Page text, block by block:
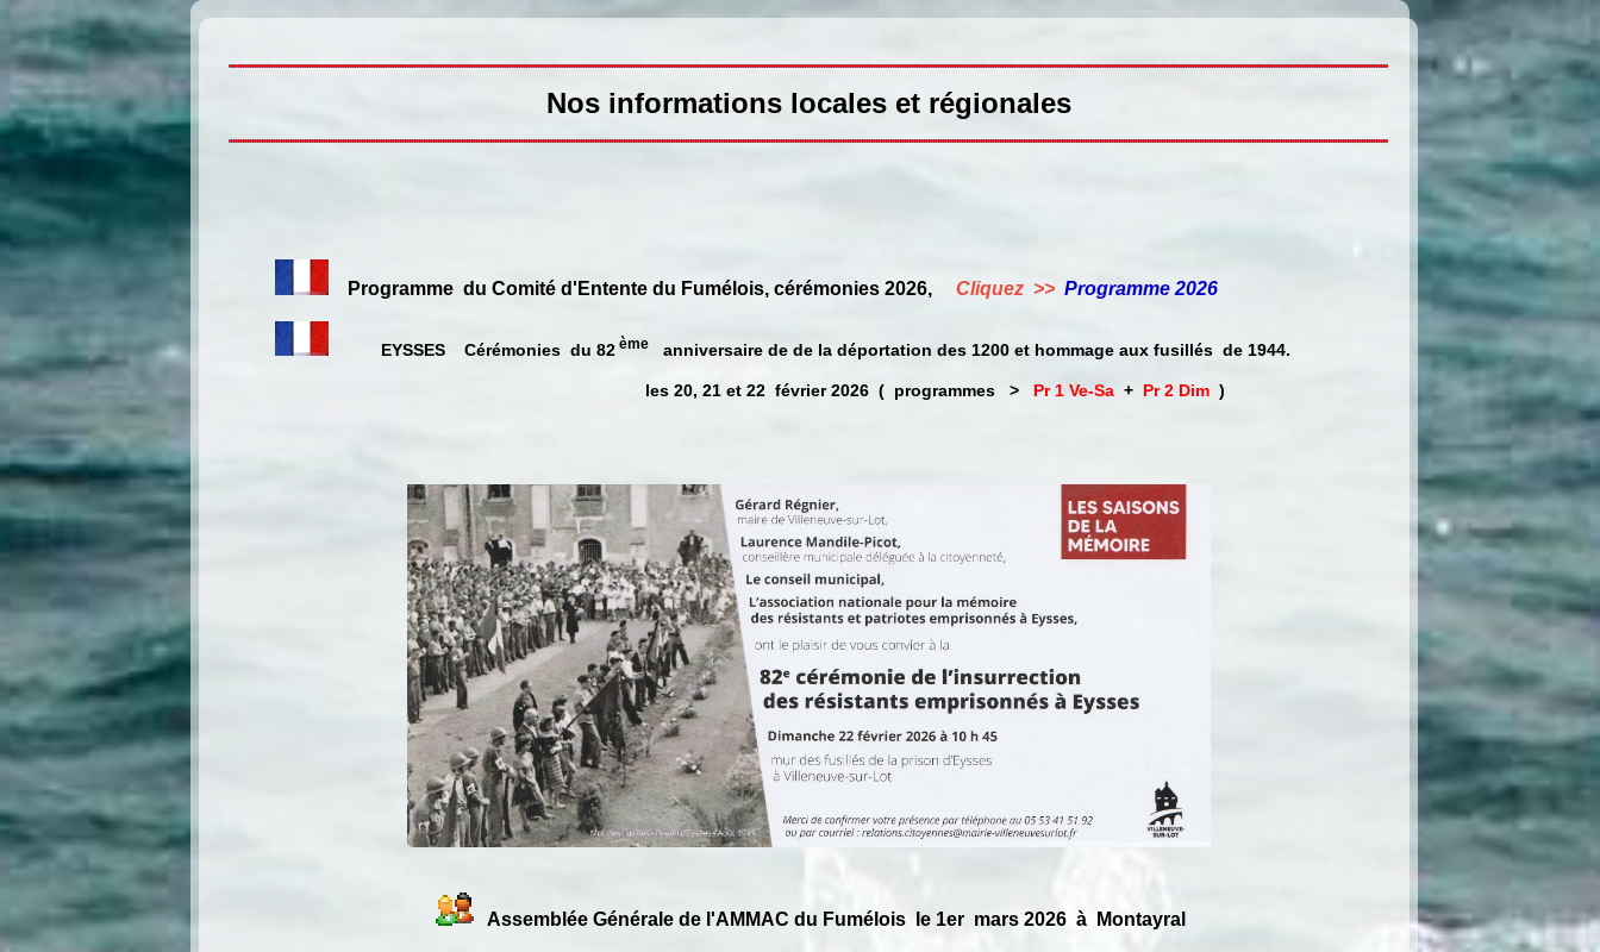
Nos informations locales et régionales
Programme du Comité d'Entente du Fumélois, cérémonies 2026, Cliquez >> Programme 2026
EYSSES Cérémonies du 82 ème anniversaire de de la déportation des 1200 et hommage aux fusillés de 1944.
les 20, 21 et 22 février 2026 ( programmes > Pr 1 Ve-Sa+ Pr 2 Dim)
Assemblée Générale de l'AMMAC du Fumélois le 1er mars 2026 à Montayral